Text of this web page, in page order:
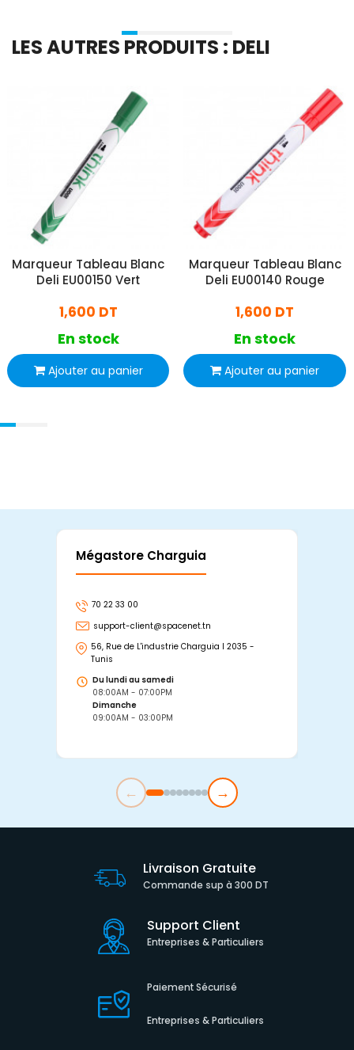
LES AUTRES PRODUITS : DELI
Marqueur Tableau Blanc
Deli EU00150 Vert
1,600 DT
En stock
Ajouter au panier
Marqueur Tableau Blanc
Deli EU00140 Rouge
1,600 DT
En stock
Ajouter au panier
Mégastore Charguia
70 22 33 00
support-client@spacenet.tn
56, Rue de L'industrie Charguia I 2035 -
Tunis
Du lundi au samedi
08:00AM - 07:00PM
Dimanche
09:00AM - 03:00PM
← →
Livraison Gratuite
Commande sup à 300 DT
Support Client
Entreprises & Particuliers
Paiement Sécurisé
Entreprises & Particuliers